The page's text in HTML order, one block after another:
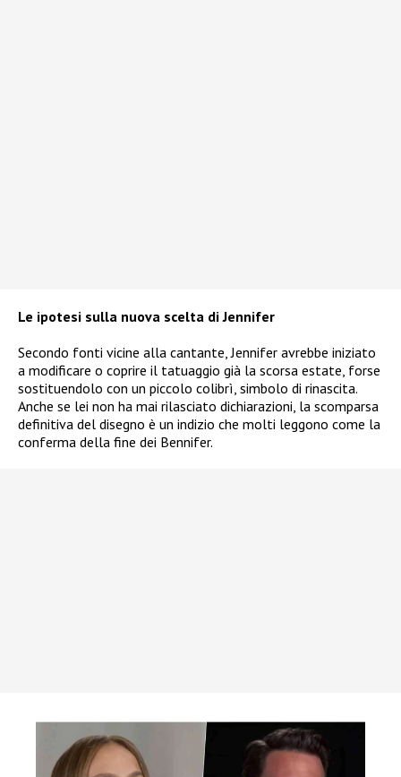
Le ipotesi sulla nuova scelta di Jennifer
Secondo fonti vicine alla cantante, Jennifer avrebbe iniziato
a modificare o coprire il tatuaggio già la scorsa estate, forse
sostituendolo con un piccolo colibrì, simbolo di rinascita.
Anche se lei non ha mai rilasciato dichiarazioni, la scomparsa
definitiva del disegno è un indizio che molti leggono come la
conferma della fine dei Bennifer.